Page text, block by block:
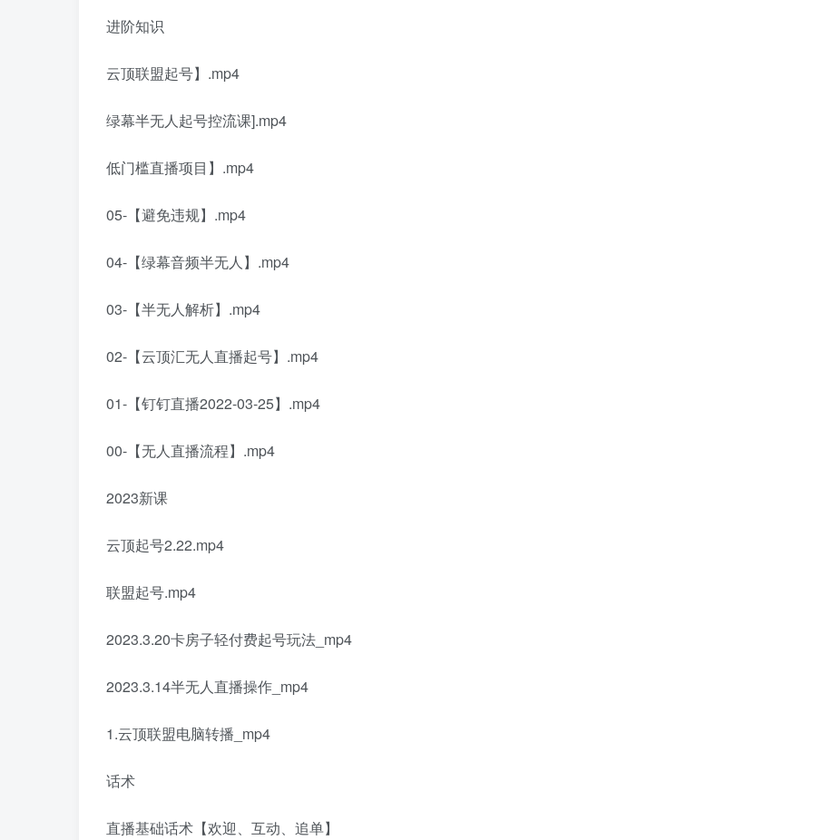
进阶知识
云顶联盟起号】.mp4
绿幕半无人起号控流课].mp4
低门槛直播项目】.mp4
05-【避免违规】.mp4
04-【绿幕音频半无人】.mp4
03-【半无人解析】.mp4
02-【云顶汇无人直播起号】.mp4
01-【钉钉直播2022-03-25】.mp4
00-【无人直播流程】.mp4
2023新课
云顶起号2.22.mp4
联盟起号.mp4
2023.3.20卡房子轻付费起号玩法_mp4
2023.3.14半无人直播操作_mp4
1.云顶联盟电脑转播_mp4
话术
直播基础话术【欢迎、互动、追单】